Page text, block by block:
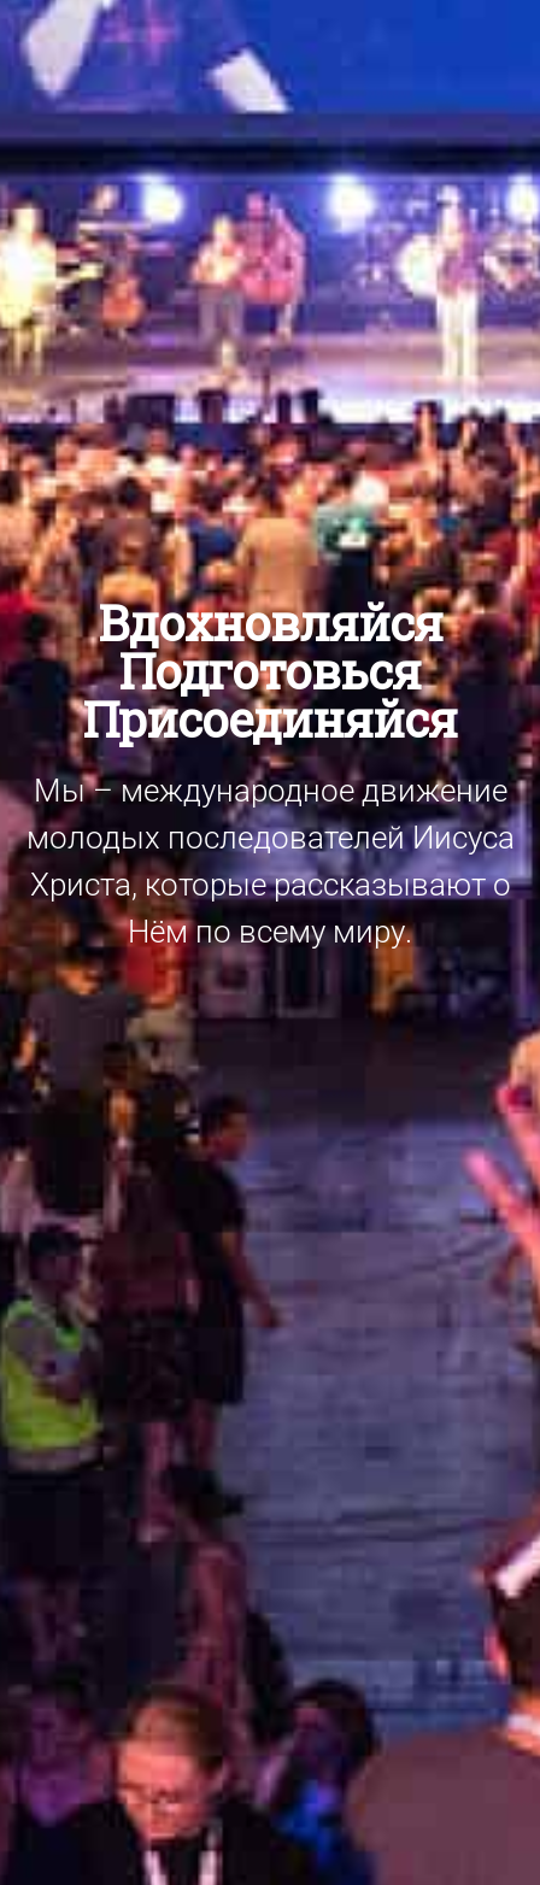
Вдохновляйся
Подготовься
Присоединяйся
Мы – международное движение
молодых последователей Иисуса
Христа, которые рассказывают о
Нём по всему миру.